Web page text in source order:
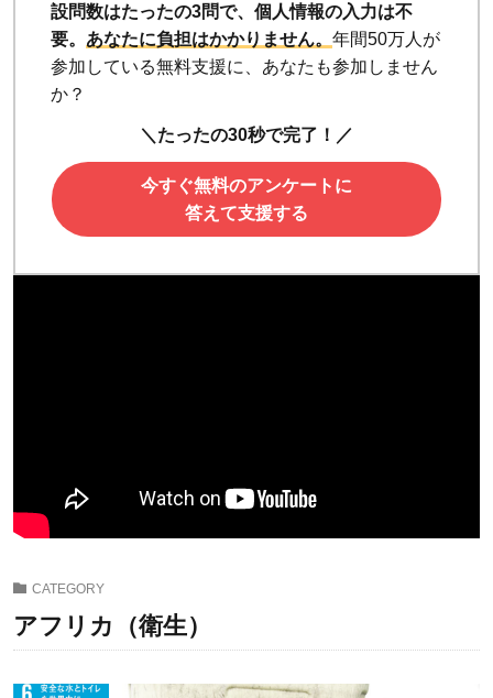
設問数はたったの3問で、個人情報の入力は不
要。 あなたに負担はかかりません。 年間50万人が
参加している無料支援に、あなたも参加しません
か？
＼たったの30秒で完了！／
今すぐ無料のアンケートに
答えて支援する
CATEGORY
アフリカ（衛生）